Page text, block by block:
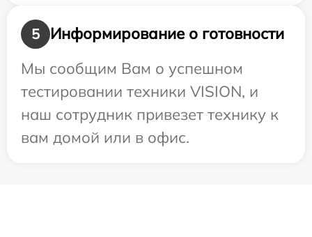
5
Информирование о готовности
Мы сообщим Вам о успешном
тестировании техники VISION, и
наш сотрудник привезет технику к
вам домой или в офис.